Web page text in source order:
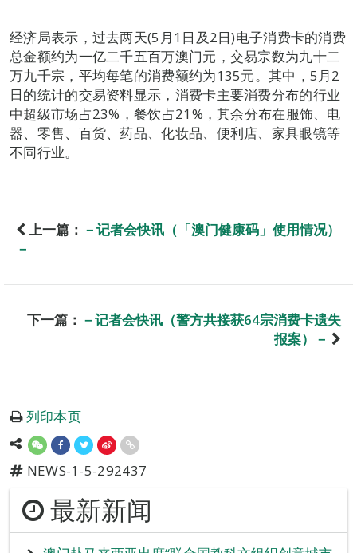
经济局表示，过去两天(5月1日及2日)电子消费卡的消费
总金额约为一亿二千五百万澳门元，交易宗数为九十二
万九千宗，平均每笔的消费额约为135元。其中，5月2
日的统计的交易资料显示，消费卡主要消费分布的行业
中超级市场占23%，餐饮占21%，其余分布在服饰、电
器、零售、百货、药品、化妆品、便利店、家具眼镜等
不同行业。
上一篇： －记者会快讯（「澳门健康码」使用情况）
－
下一篇： －记者会快讯（警方共接获64宗消费卡遗失
报案）－
列印本页
NEWS-1-5-292437
最新新闻